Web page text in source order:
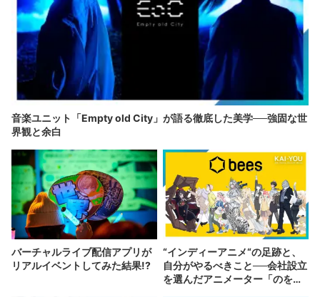
音楽ユニット「Empty old City」が語る徹底した美学──強固な世
界観と余白
バーチャルライブ配信アプリが
リアルイベントしてみた結果!?
“インディーアニメ“の足跡と、
自分がやるべきこと──会社設立
を選んだアニメーター「のを